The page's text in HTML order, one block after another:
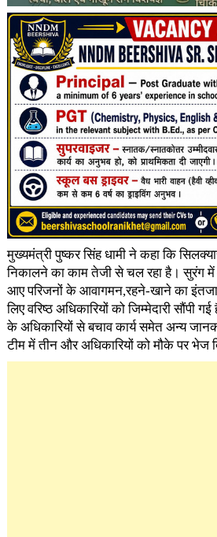
मुख्यमंत्री पुष्कर सिंह धामी ने कहा कि
निकालने का काम तेजी से चल रहा है। सुरंग
आए परिजनों के आवागमन,रहने-खाने का
लिए वरिष्ठ अधिकारियों को जिम्मेदारी सौंपी
के अधिकारियों से बचाव कार्य समेत अन्य
टीम में तीन और अधिकारियों को मौके पर भेज